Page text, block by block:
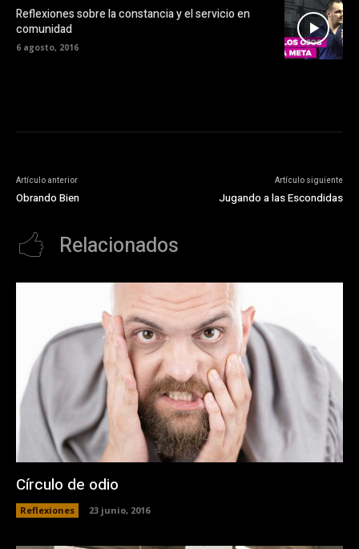
Reflexiones sobre la constancia y el servicio en
comunidad
6 agosto, 2016
Artículo anterior
Obrando Bien
Artículo siguiente
Jugando a las Escondidas
Relacionados
Círculo de odio
Reflexiones 23 junio, 2016